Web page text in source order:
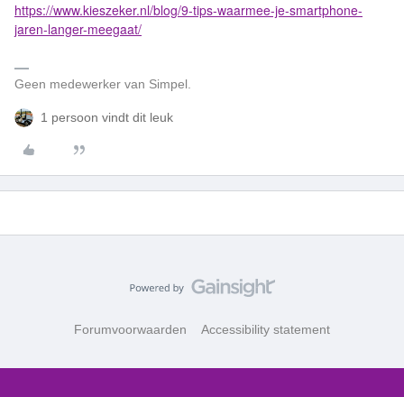
https://www.kieszeker.nl/blog/9-tips-waarmee-je-smartphone-
jaren-langer-meegaat/
Geen medewerker van Simpel.
1 persoon vindt dit leuk
Forumvoorwaarden Accessibility statement